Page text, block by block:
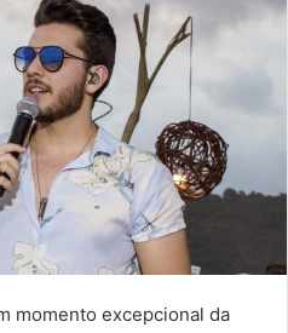
momento excepcional da